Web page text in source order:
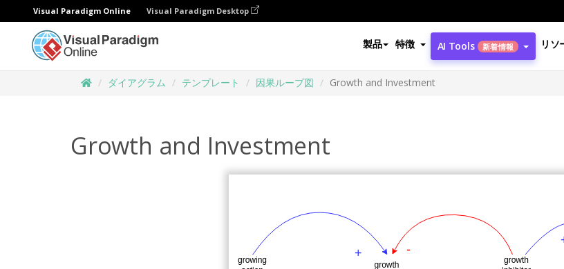
Visual Paradigm Online Visual Paradigm Desktop
製品 特徴 AI Tools 新着情報 リソ
ダイアグラム テンプレート 因果ループ図 Growth and Investment
Growth and Investment